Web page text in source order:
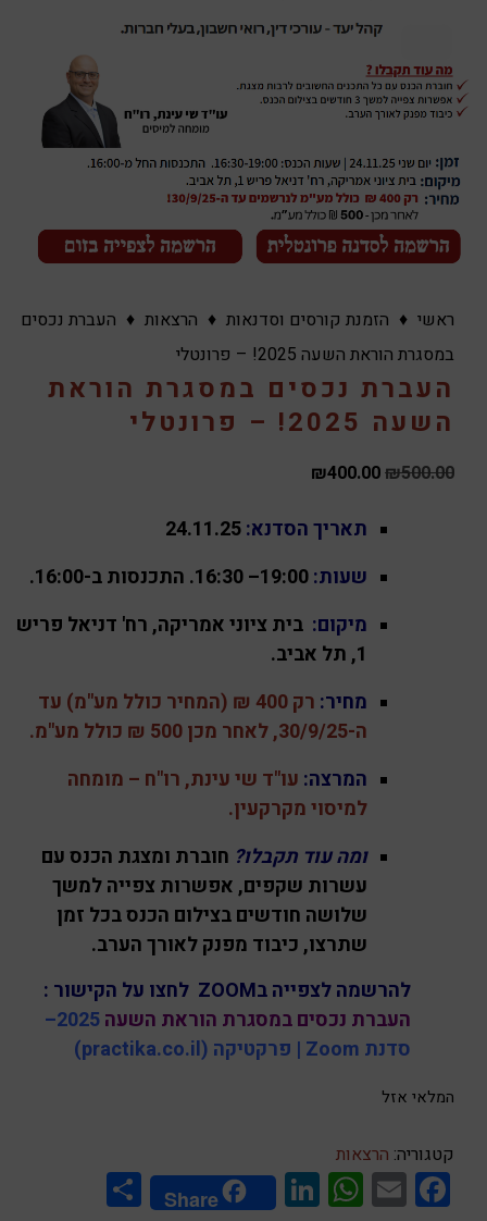
ראשי ♦ הזמנת קורסים וסדנאות ♦ הרצאות ♦ העברת נכסים
במסגרת הוראת השעה 2025! – פרונטלי
העברת נכסים במסגרת הוראת
השעה 2025! – פרונטלי
₪500.00
₪400.00
תאריך הסדנא:24.11.25
שעות:19:00– 16:30
. התכנסות ב-16:00.
מיקום: בית ציוני אמריקה, רח' דניאל פריש
1, תל אביב.
מחיר:
רק 400 ₪ (המחיר כולל מע"מ) עד
ה-30/9/25, לאחר מכן 500 ₪ כולל מע"מ.
המרצה: עו"ד שי עינת, רו"ח – מומחה
למיסוי מקרקעין.
ומה עוד תקבלו? חוברת ומצגת הכנס עם
עשרות שקפים, אפשרות צפייה למשך
שלושה חודשים בצילום הכנס בכל זמן
שתרצו, כיבוד מפנק לאורך הערב.
להרשמה לצפייה בZOOM לחצו על הקישור :
העברת נכסים במסגרת הוראת השעה
2025–
סדנת Zoom | פרקטיקה (practika.co.il)
המלאי אזל
קטגוריה: הרצאות
Facebook
Email
WhatsApp
LinkedIn
Share